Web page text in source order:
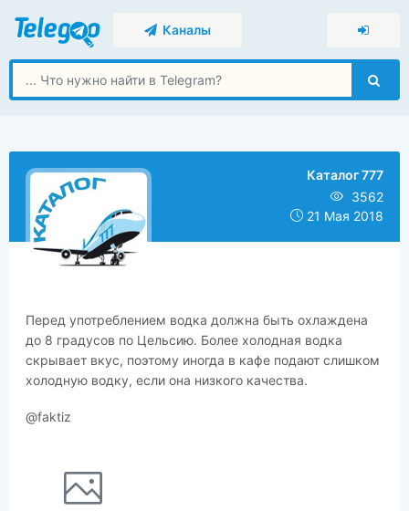
Каналы
Каталог 777
3562
21 Мая 2018
Перед употреблением водка должна быть охлаждена
до 8 градусов по Цельсию. Более холодная водка
скрывает вкус, поэтому иногда в кафе подают слишком
холодную водку, если она низкого качества.
@faktiz